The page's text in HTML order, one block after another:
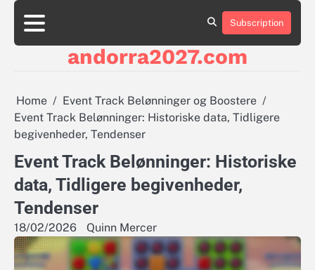
Skip
content
About
Contact
Cookie
Privacy
Sitemap
Terms
Conditions
Subscription
andorra2027.com
Home
Event Track Belønninger og Boostere
Event Track Belønninger: Historiske data, Tidligere
begivenheder, Tendenser
Event Track Belønninger: Historiske
data, Tidligere begivenheder,
Tendenser
18/02/2026 Quinn Mercer